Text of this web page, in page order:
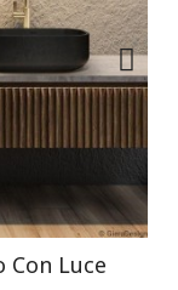
Con Luce